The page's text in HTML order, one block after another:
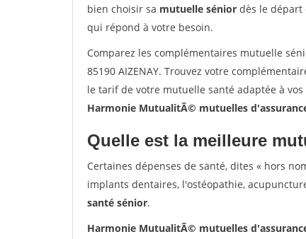
bien choisir sa mutuelle sénior dès le départ
qui répond à votre besoin.
Comparez les complémentaires mutuelle
85190 AIZENAY. Trouvez votre
le tarif de votre mutuelle santé adaptée à vos
Harmonie MutualitÃ© mutuelles
Quelle est la meilleure
Certaines dépenses de santé, dites « hors
implants dentaires, l'ostéopathie,
santé sénior.
Harmonie MutualitÃ© mutuelles